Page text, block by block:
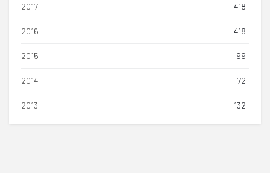
2017 418
2016 418
2015 99
2014 72
2013 132